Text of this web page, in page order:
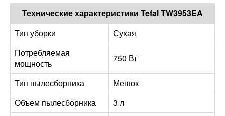
Технические характеристики Tefal TW3953EA
Тип уборки
Сухая
Потребляемая
мощность
750 Вт
Тип пылесборника
Мешок
Объем пылесборника
3 л